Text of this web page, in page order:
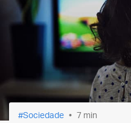
Sociedade 7 min